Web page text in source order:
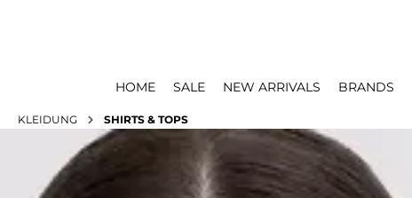
HOME SALE NEW ARRIVALS BRANDS
KLEIDUNG SHIRTS & TOPS